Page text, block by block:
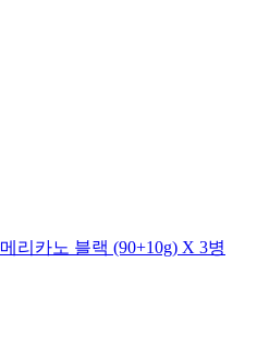
리카노 블랙 (90+10g) X 3병